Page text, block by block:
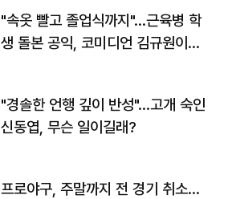
"속옷 빨고 졸업식까지"…근육병 학
생 돌본 공익, 코미디언 김규원이었
"경솔한 언행 깊이 반성"…고개 숙인
신동엽, 무슨 일이길래?
프로야구, 주말까지 전 경기 취소…